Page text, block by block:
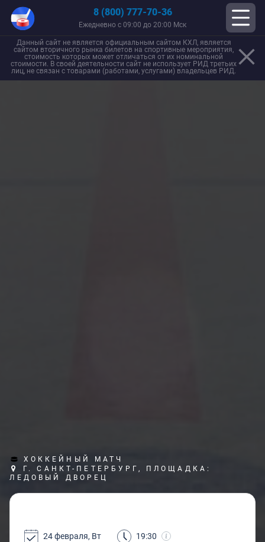
8 (800) 777-70-36
Ежедневно с 09:00 до 20:00 Мск
Данный сайт не является официальным сайтом КХЛ, является
сайтом вторичного рынка билетов на спортивные мероприятия,
стоимость которых может отличаться от их номинальной
стоимости. В своей деятельности сайт не использует РИД третьих
лиц, не связан с товарами (работами, услугами) владельцев РИД.
ХОККЕЙНЫЙ МАТЧ
Г. САНКТ-ПЕТЕРБУРГ, ПЛОЩАДКА:
ЛЕДОВЫЙ ДВОРЕЦ
24 февраля, Вт 19:30